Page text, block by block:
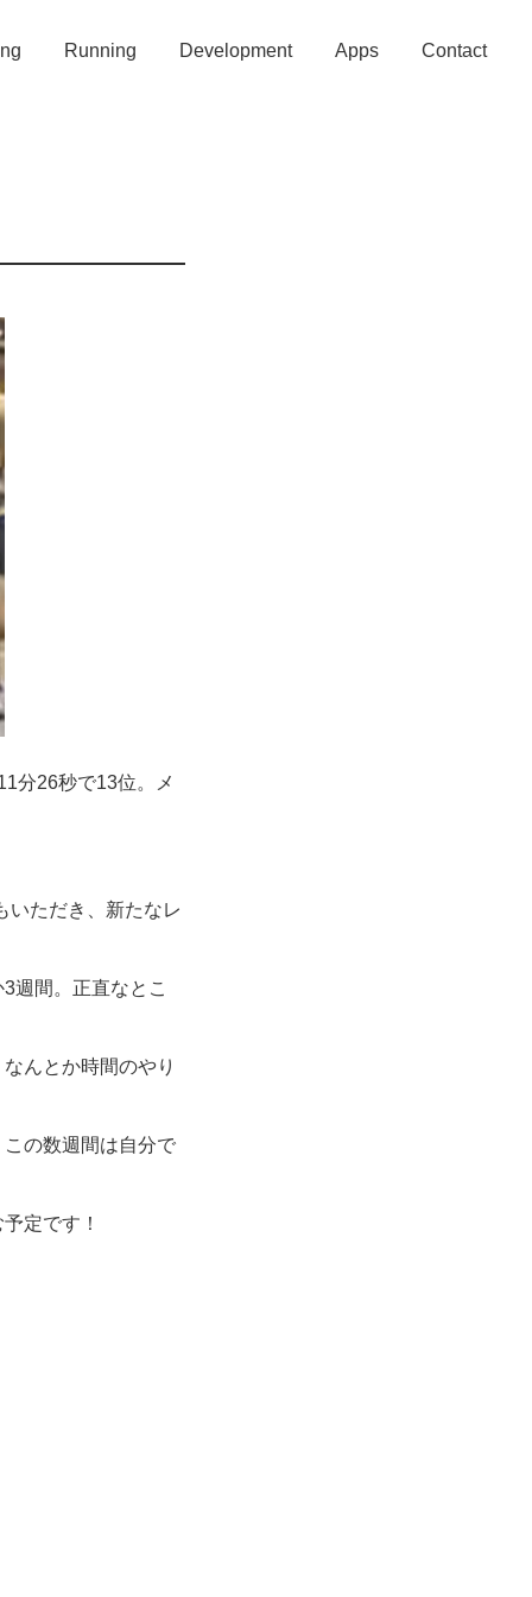
Running Development Apps Contact
分26秒で13位。メ
いただき、新たなレ
週間。正直なとこ
んとか時間のやり
の数週間は自分で
定です！